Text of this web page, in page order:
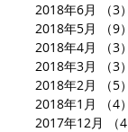
2018年6月
（3）
2018年5月
（9）
2018年4月
（3）
2018年3月
（3）
2018年2月
（5）
2018年1月
（4）
2017年12月
（4